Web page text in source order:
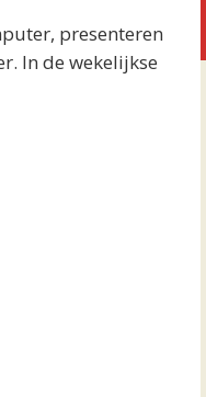
presenteren
In de wekelijkse